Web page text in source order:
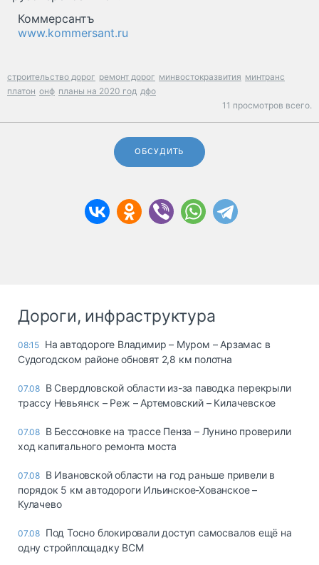
Коммерсантъ
www.kommersant.ru
строительство дорог ремонт дорог минвостокразвития минтранс
платон онф планы на 2020 год дфо
11 просмотров всего.
ОБСУДИТЬ
Дороги, инфраструктура
08:15 На автодороге Владимир – Муром – Арзамас в
Судогодском районе обновят 2,8 км полотна
07.08 В Свердловской области из-за паводка перекрыли
трассу Невьянск – Реж – Артемовский – Килачевское
07.08 В Бессоновке на трассе Пенза – Лунино проверили
ход капитального ремонта моста
07.08 В Ивановской области на год раньше привели в
порядок 5 км автодороги Ильинское-Хованское –
Кулачево
07.08 Под Тосно блокировали доступ самосвалов ещё на
одну стройплощадку ВСМ